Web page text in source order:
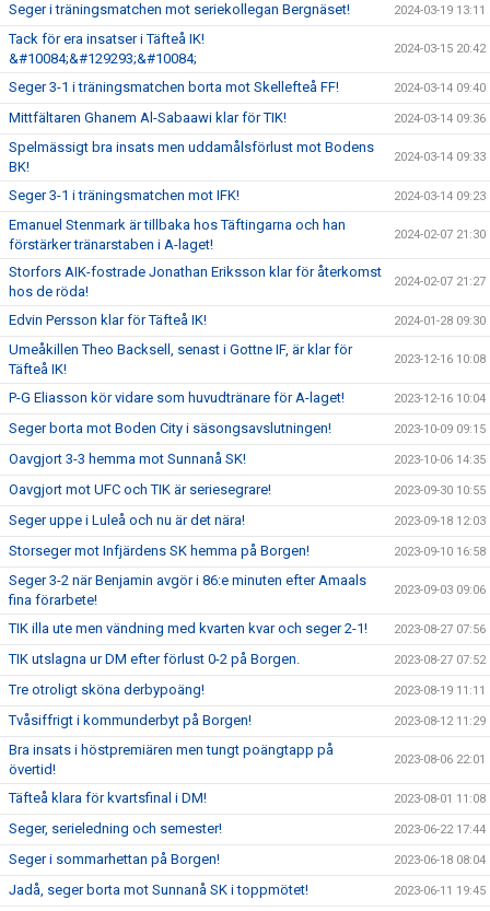
Seger i träningsmatchen mot seriekollegan Bergnäset! 2024-03-19 13:11
Tack för era insatser i Täfteå IK!
&#10084;&#129293;&#10084;
2024-03-15 20:42
Seger 3-1 i träningsmatchen borta mot Skellefteå FF! 2024-03-14 09:40
Mittfältaren Ghanem Al-Sabaawi klar för TIK! 2024-03-14 09:36
Spelmässigt bra insats men uddamålsförlust mot Bodens
BK!
2024-03-14 09:33
Seger 3-1 i träningsmatchen mot IFK! 2024-03-14 09:23
Emanuel Stenmark är tillbaka hos Täftingarna och han
förstärker tränarstaben i A-laget!
2024-02-07 21:30
Storfors AIK-fostrade Jonathan Eriksson klar för återkomst
hos de röda!
2024-02-07 21:27
Edvin Persson klar för Täfteå IK! 2024-01-28 09:30
Umeåkillen Theo Backsell, senast i Gottne IF, är klar för
Täfteå IK!
2023-12-16 10:08
P-G Eliasson kör vidare som huvudtränare för A-laget! 2023-12-16 10:04
Seger borta mot Boden City i säsongsavslutningen! 2023-10-09 09:15
Oavgjort 3-3 hemma mot Sunnanå SK! 2023-10-06 14:35
Oavgjort mot UFC och TIK är seriesegrare! 2023-09-30 10:55
Seger uppe i Luleå och nu är det nära! 2023-09-18 12:03
Storseger mot Infjärdens SK hemma på Borgen! 2023-09-10 16:58
Seger 3-2 när Benjamin avgör i 86:e minuten efter Amaals
fina förarbete!
2023-09-03 09:06
TIK illa ute men vändning med kvarten kvar och seger 2-1! 2023-08-27 07:56
TIK utslagna ur DM efter förlust 0-2 på Borgen. 2023-08-27 07:52
Tre otroligt sköna derbypoäng! 2023-08-19 11:11
Tvåsiffrigt i kommunderbyt på Borgen! 2023-08-12 11:29
Bra insats i höstpremiären men tungt poängtapp på
övertid!
2023-08-06 22:01
Täfteå klara för kvartsfinal i DM! 2023-08-01 11:08
Seger, serieledning och semester! 2023-06-22 17:44
Seger i sommarhettan på Borgen! 2023-06-18 08:04
Jadå, seger borta mot Sunnanå SK i toppmötet! 2023-06-11 19:45